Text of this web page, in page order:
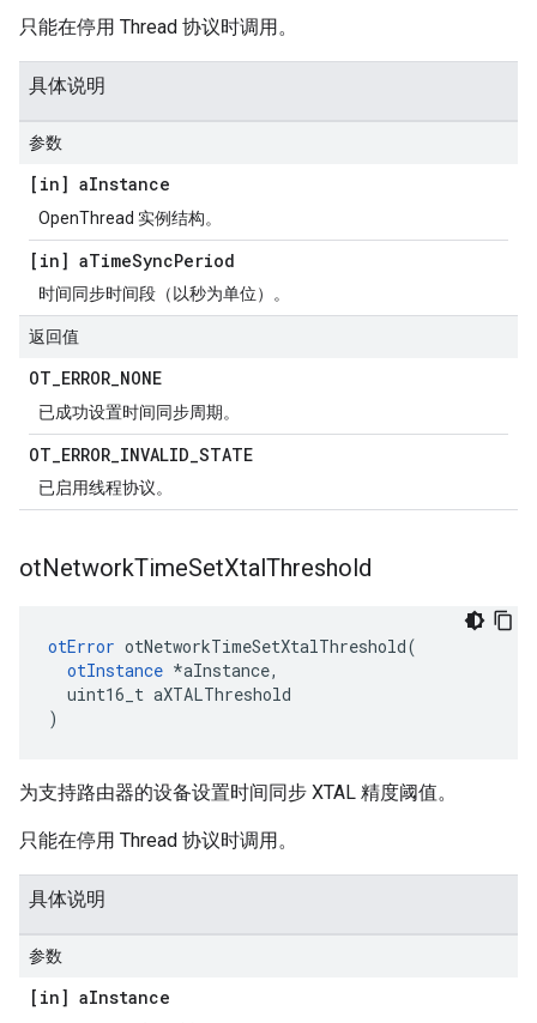
只能在停用 Thread 协议时调用。
具体说明
参数
[in] aInstance
OpenThread 实例结构。
[in] aTimeSyncPeriod
时间同步时间段（以秒为单位）。
返回值
OT_ERROR_NONE
已成功设置时间同步周期。
OT_ERROR_INVALID_STATE
已启用线程协议。
otNetworkTimeSetXtalThreshold
otError otNetworkTimeSetXtalThreshold(
otInstance *aInstance,
uint16_t aXTALThreshold
)
为支持路由器的设备设置时间同步 XTAL 精度阈值。
只能在停用 Thread 协议时调用。
具体说明
参数
[in] aInstance